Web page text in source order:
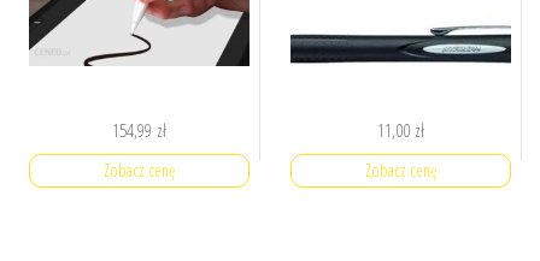
154,99 zł
Zobacz cenę
11,00 zł
Zobacz cenę